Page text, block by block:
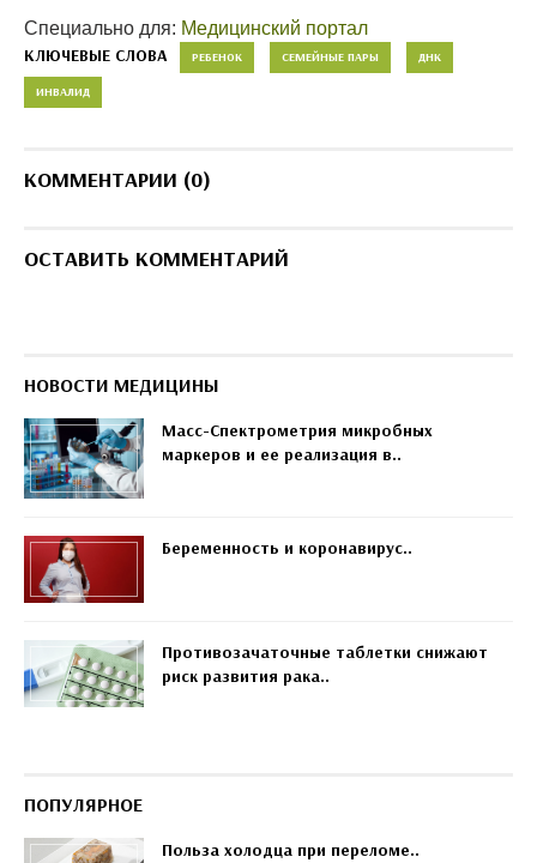
Специально для: Медицинский портал
КЛЮЧЕВЫЕ СЛОВА РЕБЕНОК СЕМЕЙНЫЕ ПАРЫ ДНК
ИНВАЛИД
КОММЕНТАРИИ (0)
ОСТАВИТЬ КОММЕНТАРИЙ
НОВОСТИ МЕДИЦИНЫ
Масс-Спектрометрия микробных
маркеров и ее реализация в..
Беременность и коронавирус..
Противозачаточные таблетки снижают
риск развития рака..
ПОПУЛЯРНОЕ
Польза холодца при переломе..